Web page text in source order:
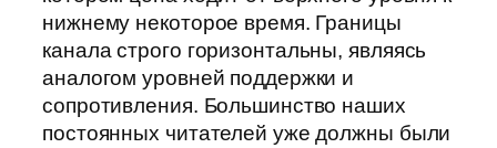
нижнему некоторое время. Границы
канала строго горизонтальны, являясь
аналогом уровней поддержки и
сопротивления. Большинство наших
постоянных читателей уже должны были